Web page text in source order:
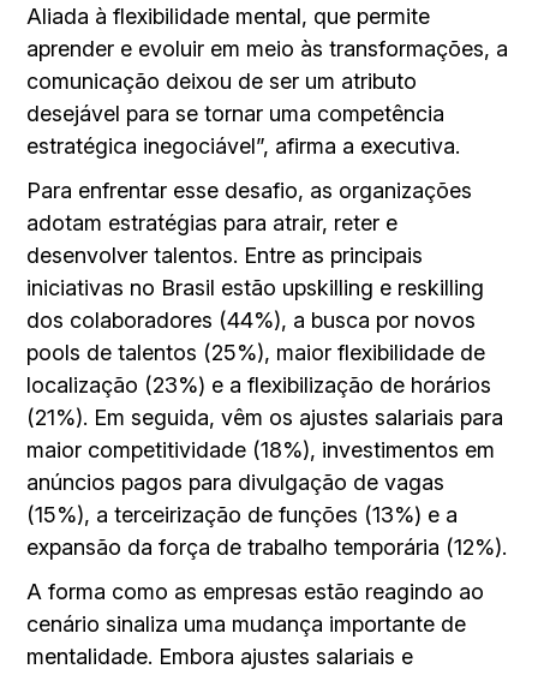
Aliada à flexibilidade mental, que permite
aprender e evoluir em meio às transformações, a
comunicação deixou de ser um atributo
desejável para se tornar uma competência
estratégica inegociável”, afirma a executiva.
Para enfrentar esse desafio, as organizações
adotam estratégias para atrair, reter e
desenvolver talentos. Entre as principais
iniciativas no Brasil estão upskilling e reskilling
dos colaboradores (44%), a busca por novos
pools de talentos (25%), maior flexibilidade de
localização (23%) e a flexibilização de horários
(21%). Em seguida, vêm os ajustes salariais para
maior competitividade (18%), investimentos em
anúncios pagos para divulgação de vagas
(15%), a terceirização de funções (13%) e a
expansão da força de trabalho temporária (12%).
A forma como as empresas estão reagindo ao
cenário sinaliza uma mudança importante de
mentalidade. Embora ajustes salariais e